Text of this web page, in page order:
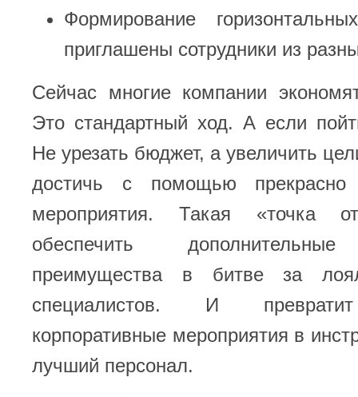
Формирование
приглашены сотрудники из
Сейчас многие компании
Это стандартный ход. А если
Не урезать бюджет, а увеличить
достичь с помощью прекрасно
мероприятия. Такая «точка
обеспечить дополнительные
преимущества в битве за
специалистов. И
корпоративные мероприятия в
лучший персонал.